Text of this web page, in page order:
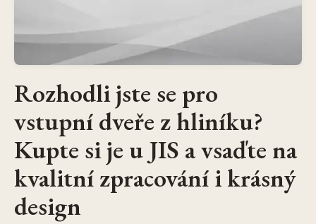
Rozhodli jste se pro
vstupní dveře z hliníku?
Kupte si je u JIS a vsaďte na
kvalitní zpracování i krásný
design